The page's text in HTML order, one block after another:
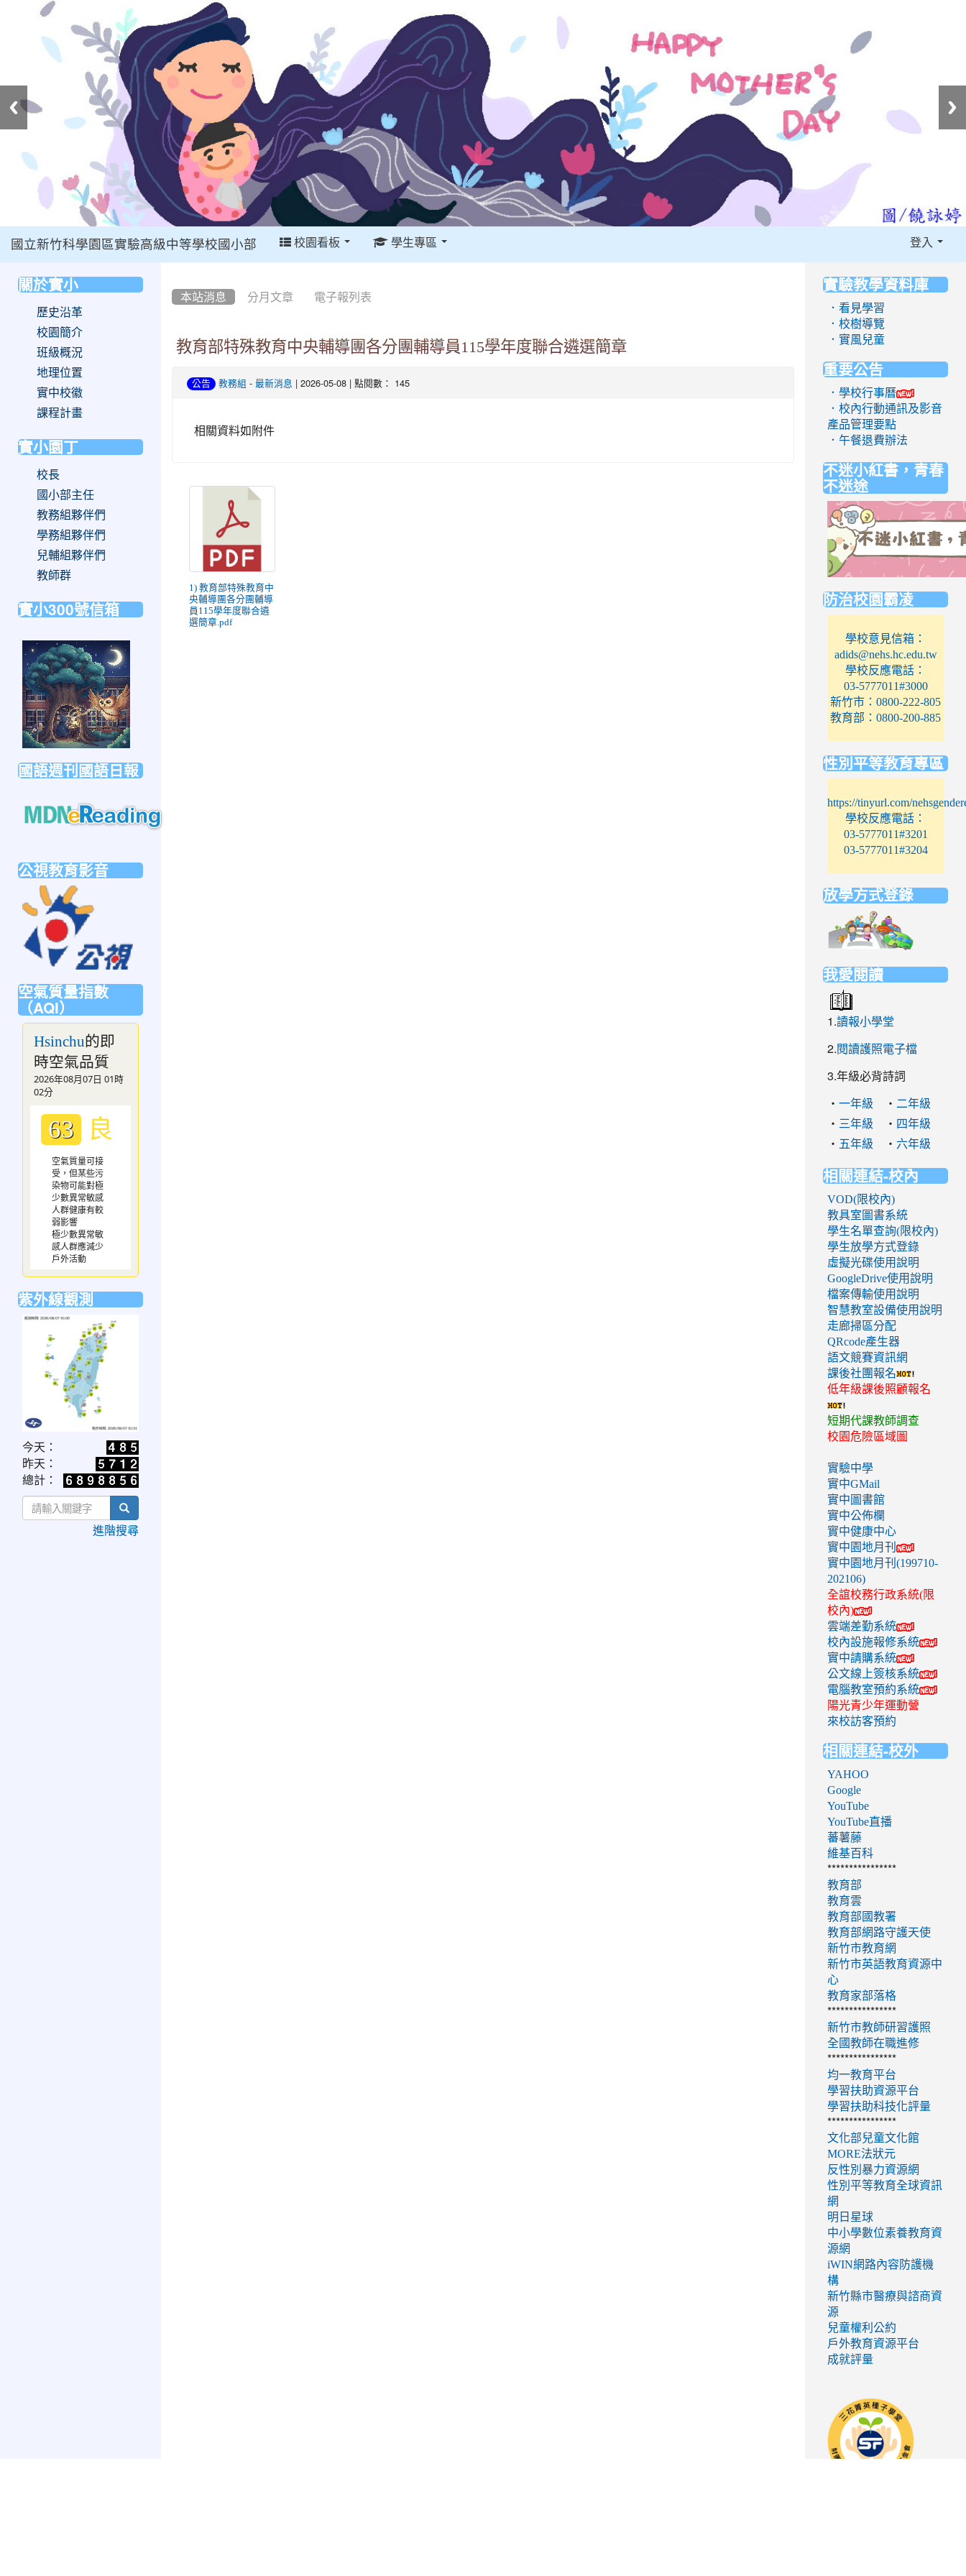
國立新竹科學園區實驗高級中等學校國小部 校園看板 學生專區 登入
本站消息 分月文章 電子報列表
教育部特殊教育中央輔導團各分團輔導員115學年度聯合遴選簡章
公告 教務組 - 最新消息 | 2026-05-08 | 點閱數： 145
相關資料如附件
1) 教育部特殊教育中
央輔導團各分團輔導
員115學年度聯合遴
選簡章.pdf
關於實小
歷史沿革
校園簡介
班級概況
地理位置
實中校徽
課程計畫
實小園丁
校長
國小部主任
教務組夥伴們
學務組夥伴們
兒輔組夥伴們
教師群
實小300號信箱
https://forms.gle/sb6qss7apF2uRjVc7
國語週刊國語日報
https://mdnereading.mdnkids.com
公視教育影音
空氣質量指數
（AQI）
Hsinchu的即
時空氣品質
2026年08月07日 01時
02分
63 良
空氣質量可接
受，但某些污
染物可能對極
少數異常敏感
人群健康有較
弱影響
極少數異常敏
感人群應減少
戶外活動
紫外線觀測
link
to
https://www.cwa.gov.tw/V8/C/W/OBS_UVI.html
今天：
昨天：
總計：
search
進階搜尋
實驗教學資料庫
．看見學習
．校樹導覽
．實風兒童
重要公告
．學校行事曆
．校內行動通訊及影音
產品管理要點
．午餐退費辦法
不迷小紅書，青春
不迷途
to
https://eliteracy.edu.tw/
防治校園霸凌
學校意見信箱：
adids@nehs.hc.edu.tw
學校反應電話：
03-5777011#3000
新竹市：0800-222-805
教育部：0800-200-885
性別平等教育專區
https://tinyurl.com/
學校反應電話：
03-5777011#3201
03-5777011#3204
放學方式登錄
https://
我愛閱讀
1.讀報小學堂
2.閱讀護照電子檔
3.年級必背詩詞
‧ 一年級 ‧ 二年級
‧ 三年級 ‧ 四年級
‧ 五年級 ‧ 六年級
相關連結-校內
VOD(限校內)
教具室圖書系統
學生名單查詢(限校內)
學生放學方式登錄
虛擬光碟使用說明
GoogleDrive使用說明
檔案傳輸使用說明
智慧教室設備使用說明
走廊掃區分配
QRcode產生器
語文競賽資訊網
課後社團報名
低年級課後照顧報名
短期代課教師調查
校園危險區域圖
實驗中學
實中GMail
實中圖書館
實中公佈欄
實中健康中心
實中園地月刊
實中園地月刊(199710-
202106)
全誼校務行政系統(限
校內)
雲端差勤系統
校內設施報修系統
實中請購系統
公文線上簽核系統
電腦教室預約系統
陽光青少年運動營
來校訪客預約
相關連結-校外
YAHOO
Google
YouTube
YouTube直播
蕃薯藤
維基百科
****************
教育部
教育雲
教育部國教署
教育部網路守護天使
新竹市教育網
新竹市英語教育資源中
心
教育家部落格
****************
新竹市教師研習護照
全國教師在職進修
****************
均一教育平台
學習扶助資源平台
學習扶助科技化評量
****************
文化部兒童文化館
MORE法狀元
反性別暴力資源網
性別平等教育全球資訊
網
明日星球
中小學數位素養教育資
源網
iWIN網路內容防護機
構
新竹縣市醫療與諮商資
源
兒童權利公約
戶外教育資源平台
成就評量
http://